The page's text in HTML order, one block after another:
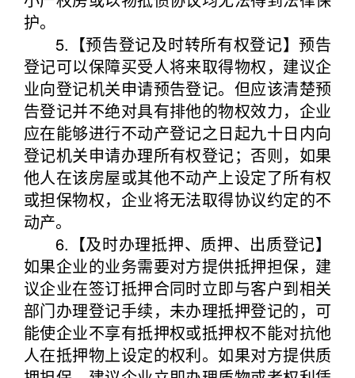
护。
5.【预告登记及时转所有权登记】预告
登记可以保障买受人将来取得物权，建议企
业向登记机关申请预告登记。但应该清楚预
告登记并不绝对具有排他的物权效力，企业
应在能够进行不动产登记之日起九十日内向
登记机关申请办理所有权登记；否则，如果
他人在该房屋或其他不动产上设定了所有权
或担保物权，企业将无法取得协议约定的不
动产。
6.【及时办理抵押、质押、出质登记】
如果企业的业务需要对方提供抵押担保，建
议企业在签订抵押合同时立即与客户到相关
部门办理登记手续，未办理抵押登记的，可
能使企业不享有抵押权或抵押权不能对抗他
人在抵押物上设定的权利。如果对方提供质